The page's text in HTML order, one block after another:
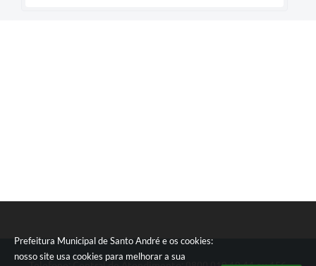
Prefeitura Municipal de Santo André e os cookies:
nosso site usa cookies para melhorar a sua